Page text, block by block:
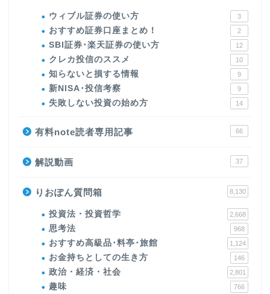
ウィブル証券の使い方 3
おすすめ証券口座まとめ！ 2
SBI証券･楽天証券の使い方 12
クレカ投信のススメ 10
知らないと損する情報 9
新NISA･投信考察 9
失敗しない投資の始め方 14
有料note読者専用記事 66
解説動画 37
りおぽん質問箱 8,130
投資法・投資哲学 2,668
思考法 968
おすすめ高級品･料亭･旅館 1,124
お金持ちとしての生き方 146
政治・経済・社会 2,801
趣味 766